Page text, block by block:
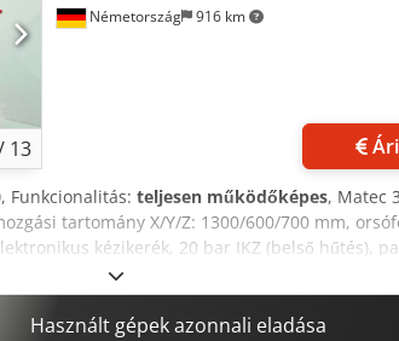
13
Németország 916 km
, Funkcionalitás: teljesen működőképes, Matec
tartomány X/Y/Z: 1300/600/700 mm,
kézikerék, 20 bar IKZ (belső hűtés),
burkolat, direkt mérőrendszerek,
mérőberendezés. Chjdpfx Aszdqk Ejbyea
Használt gépek azonnali eladása